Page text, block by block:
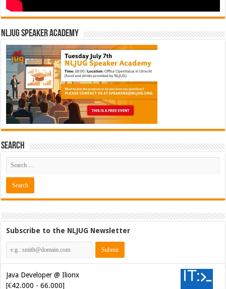
NLJUG Speaker Academy
Search
Subscribe to the NLJUG Newsletter
Java Developer @ Ilionx
[€42.000 - 66.000]